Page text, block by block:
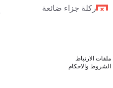
ركلة جزاء ضائعة
ملفات الارتباط
الشروط والاحكام